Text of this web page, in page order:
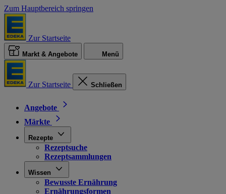
Zum Hauptbereich springen
Zur Startseite
Markt & Angebote Menü
Zur Startseite Schließen
Angebote
Märkte
Rezepte
Rezeptsuche
Rezeptsammlungen
Wissen
Bewusste Ernährung
Ernährungsformen